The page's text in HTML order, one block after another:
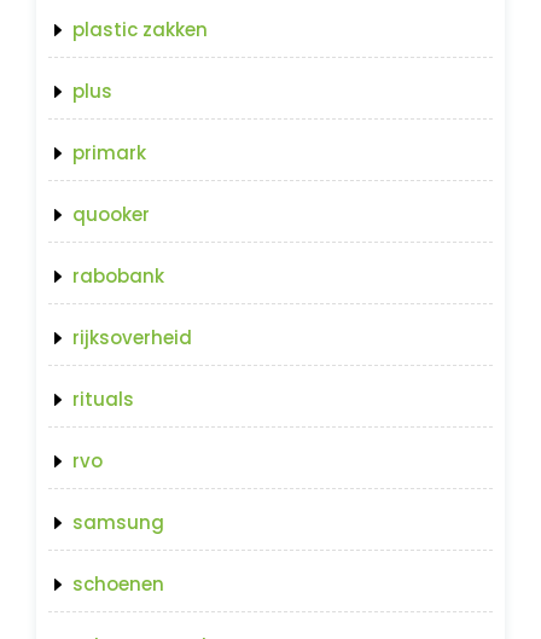
plastic zakken
plus
primark
quooker
rabobank
rijksoverheid
rituals
rvo
samsung
schoenen